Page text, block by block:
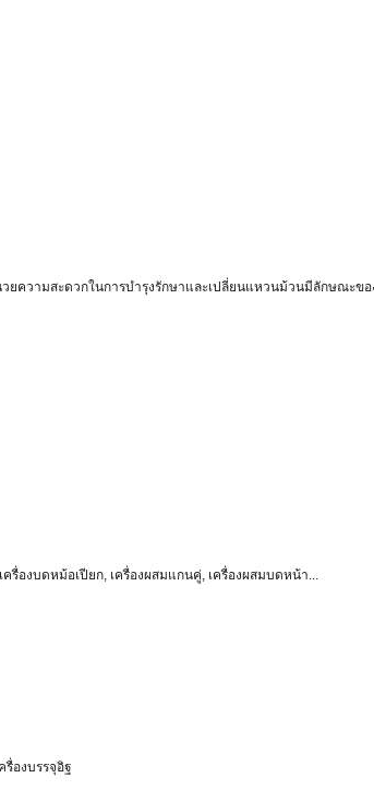
ความสะดวกในการบํารุงรักษาและเปลี่ยนแหวนม้วนมีลักษณะข
ครื่องบดหม้อเปียก, เครื่องผสมแกนคู่, เครื่องผสมบดหน้า...
รื่องบรรจุอิฐ